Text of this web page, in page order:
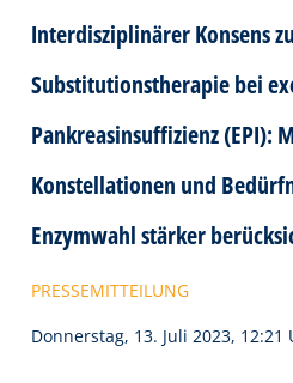
Interdisziplinärer Konsens
Substitutionstherapie bei
Pankreasinsuffizienz (EPI):
Konstellationen und
Enzymwahl stärker
PRESSEMITTEILUNG
Donnerstag, 13. Juli 2023, 12:21